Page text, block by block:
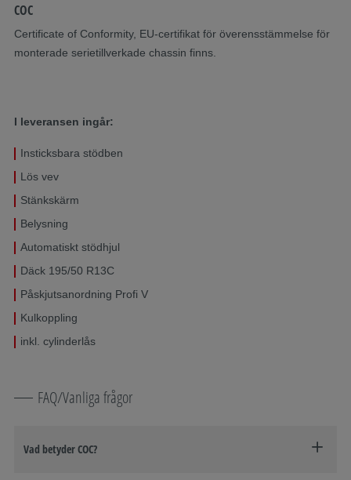
COC
Certificate of Conformity, EU-certifikat för överensstämmelse för
monterade serietillverkade chassin finns.
I leveransen ingår:
Insticksbara stödben
Lös vev
Stänkskärm
Belysning
Automatiskt stödhjul
Däck 195/50 R13C
Påskjutsanordning Profi V
Kulkoppling
inkl. cylinderlås
FAQ/Vanliga frågor
Vad betyder COC?